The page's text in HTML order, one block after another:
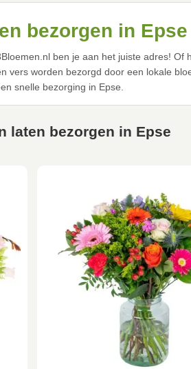
bezorgen in Epse
ben je aan het juiste adres!
worden bezorgd door een lokale
snelle bezorging in Epse.
laten bezorgen in Epse